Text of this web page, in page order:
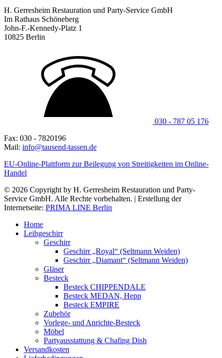
H. Gerresheim Restauration und Party-Service GmbH
Im Rathaus Schöneberg
John-F.-Kennedy-Platz 1
10825 Berlin
030 - 787 05 176
Fax: 030 - 7820196
Mail: info@tausend-tassen.de
EU-Online-Plattform zur Beilegung von Streitigkeiten im Online-
Handel
© 2026 Copyright by H. Gerresheim Restauration und Party-
Service GmbH. Alle Rechte vorbehalten. | Erstellung der
Internetseite: PRIMA LINE Berlin
Home
Leihgeschirr
Geschirr
Geschirr „Royal“ (Seltmann Weiden)
Geschirr „Diamant“ (Seltmann Weiden)
Gläser
Besteck
Besteck CHIPPENDALE
Besteck MEDAN, Hepp
Besteck EMPIRE
Zubehör
Vorlege- und Anrichte-Besteck
Möbel
Partyausstattung & Chafing Dish
Versandkosten